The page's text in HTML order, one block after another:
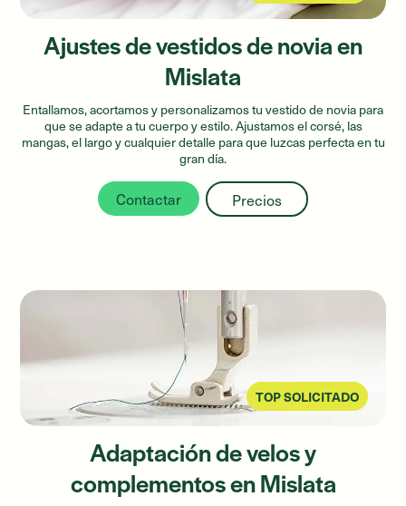
Ajustes de vestidos de novia en
Mislata
Entallamos, acortamos y personalizamos tu vestido de novia para
que se adapte a tu cuerpo y estilo. Ajustamos el corsé, las
mangas, el largo y cualquier detalle para que luzcas perfecta en tu
gran día.
Contactar Precios
TOP SOLICITADO
Adaptación de velos y
complementos en Mislata